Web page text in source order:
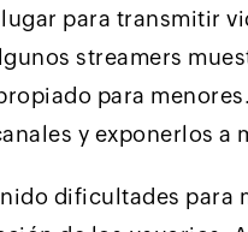
para transmitir
streamers
para
y exponerlos a
dificultades para